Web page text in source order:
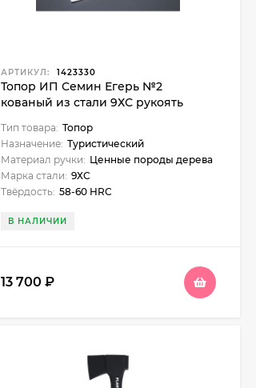
АРТИКУЛ: 1423330
Топор ИП Семин Егерь №2
кованый из стали 9ХС рукоять
Тип товара: Топор
Назначение: Туристический
Материал ручки: Ценные породы дерева
Марка стали: 9ХС
Твёрдость: 58-60 HRC
В НАЛИЧИИ
13 700 ₽